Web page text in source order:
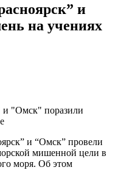
и
на учениях
и “Омск” провели
мишенной цели в
моря. Об этом